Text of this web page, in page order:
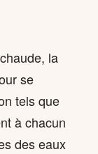
la
se
tels que
à chacun
des eaux